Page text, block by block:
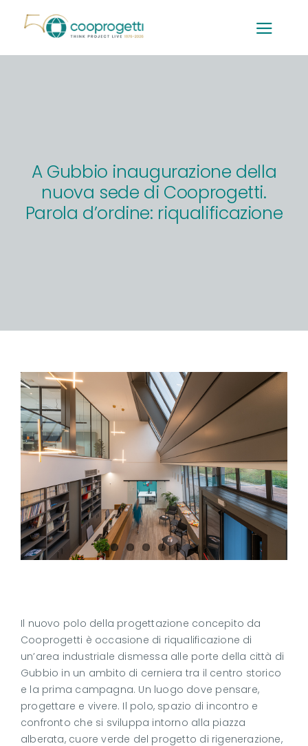
contenuto
A Gubbio inaugurazione della
nuova sede di Cooprogetti.
Parola d’ordine: riqualificazione
Il nuovo polo della progettazione concepito da
Cooprogetti è occasione di riqualificazione di
un’area industriale dismessa alle porte della città di
Gubbio in un ambito di cerniera tra il centro storico
e la prima campagna. Un luogo dove pensare,
progettare e vivere. Il polo, spazio di incontro e
confronto che si sviluppa intorno alla piazza
alberata, cuore verde del progetto di rigenerazione,